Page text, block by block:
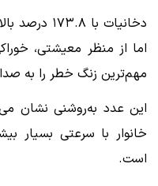
دخانیات با
مهم‌ترین زنگ خطر را به صدا
این عدد به‌روشنی نشان
خانوار با سرعتی بسیار
است.